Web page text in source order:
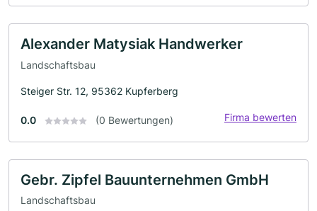
Alexander Matysiak Handwerker
Landschaftsbau
Steiger Str. 12, 95362 Kupferberg
0.0 (0 Bewertungen) Firma bewerten
Gebr. Zipfel Bauunternehmen GmbH
Landschaftsbau